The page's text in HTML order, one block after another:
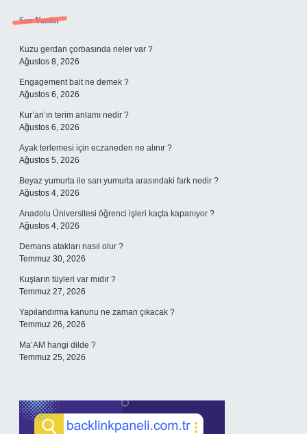
Sidebar
Son Yazılar
Kuzu gerdan çorbasında neler var ?
Ağustos 8, 2026
Engagement bait ne demek ?
Ağustos 6, 2026
Kur’an’ın terim anlamı nedir ?
Ağustos 6, 2026
Ayak terlemesi için eczaneden ne alınır ?
Ağustos 5, 2026
Beyaz yumurta ile sarı yumurta arasındaki fark nedir ?
Ağustos 4, 2026
Anadolu Üniversitesi öğrenci işleri kaçta kapanıyor ?
Ağustos 4, 2026
Demans atakları nasıl olur ?
Temmuz 30, 2026
Kuşların tüyleri var mıdır ?
Temmuz 27, 2026
Yapılandırma kanunu ne zaman çıkacak ?
Temmuz 26, 2026
Ma’AM hangi dilde ?
Temmuz 25, 2026